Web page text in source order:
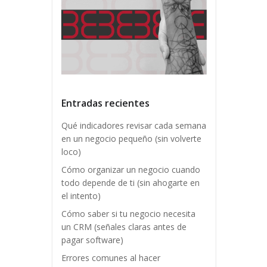
Entradas recientes
Qué indicadores revisar cada semana
en un negocio pequeño (sin volverte
loco)
Cómo organizar un negocio cuando
todo depende de ti (sin ahogarte en
el intento)
Cómo saber si tu negocio necesita
un CRM (señales claras antes de
pagar software)
Errores comunes al hacer